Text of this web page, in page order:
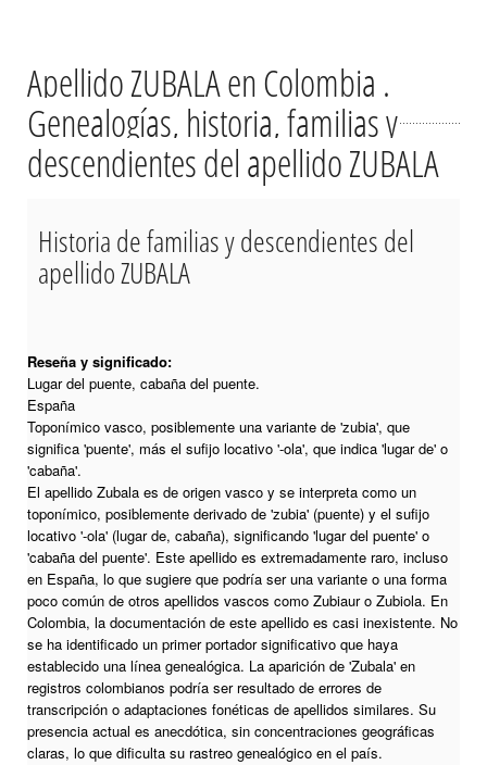
Apellido ZUBALA en Colombia .
Genealogías, historia, familias y
descendientes del apellido ZUBALA
Historia de familias y descendientes del
apellido ZUBALA
Reseña y significado:
Lugar del puente, cabaña del puente.
España
Toponímico vasco, posiblemente una variante de 'zubia', que
significa 'puente', más el sufijo locativo '-ola', que indica 'lugar de' o
'cabaña'.
El apellido Zubala es de origen vasco y se interpreta como un
toponímico, posiblemente derivado de 'zubia' (puente) y el sufijo
locativo '-ola' (lugar de, cabaña), significando 'lugar del puente' o
'cabaña del puente'. Este apellido es extremadamente raro, incluso
en España, lo que sugiere que podría ser una variante o una forma
poco común de otros apellidos vascos como Zubiaur o Zubiola. En
Colombia, la documentación de este apellido es casi inexistente. No
se ha identificado un primer portador significativo que haya
establecido una línea genealógica. La aparición de 'Zubala' en
registros colombianos podría ser resultado de errores de
transcripción o adaptaciones fonéticas de apellidos similares. Su
presencia actual es anecdótica, sin concentraciones geográficas
claras, lo que dificulta su rastreo genealógico en el país.